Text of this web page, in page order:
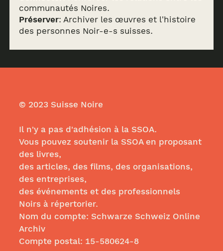
communautés Noires.
Préserver: Archiver les œuvres et l'histoire
des personnes Noir-e-s suisses.
© 2023 Suisse Noire
Il n'y a pas d'adhésion à la SSOA.
Vous pouvez soutenir la SSOA en proposant
des livres,
des articles, des films, des organisations,
des entreprises,
des événements et des professionnels
Noirs à répertorier.
Nom du compte: Schwarze Schweiz Online
Archiv
Compte postal: 15-580624-8